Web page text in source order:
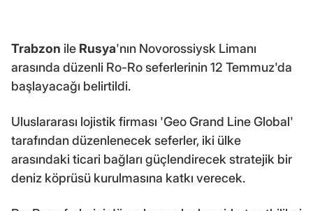
Trabzon ile Rusya'nın Novorossiysk Limanı
arasında düzenli Ro-Ro seferlerinin 12 Temmuz'da
başlayacağı belirtildi.
Uluslararası lojistik firması 'Geo Grand Line Global'
tarafından düzenlenecek seferler, iki ülke
arasındaki ticari bağları güçlendirecek stratejik bir
deniz köprüsü kurulmasına katkı verecek.